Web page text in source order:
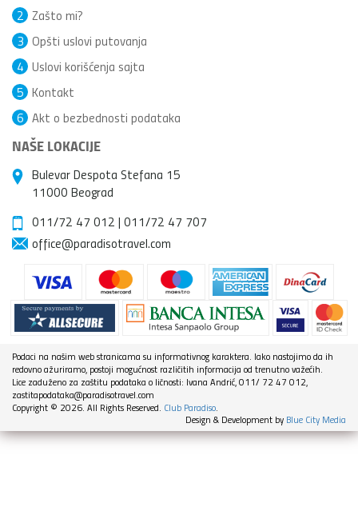
Zašto mi?
2
Opšti uslovi putovanja
3
Uslovi korišćenja sajta
4
Kontakt
5
Akt o bezbednosti podataka
6
NAŠE LOKACIJE
Bulevar Despota Stefana 15
11000 Beograd
011/72 47 012 | 011/72 47 707
office@paradisotravel.com
Podaci na našim web stranicama su informativnog karaktera. Iako nastojimo da ih
redovno ažuriramo, postoji mogućnost različitih informacija od trenutno važećih.
Lice zaduženo za zaštitu podataka o ličnosti: Ivana Andrić, 011/ 72 47 012,
zastitapodataka@paradisotravel.com
Copyright © 2026. All Rights Reserved. Club Paradiso.
Design & Development by Blue City Media